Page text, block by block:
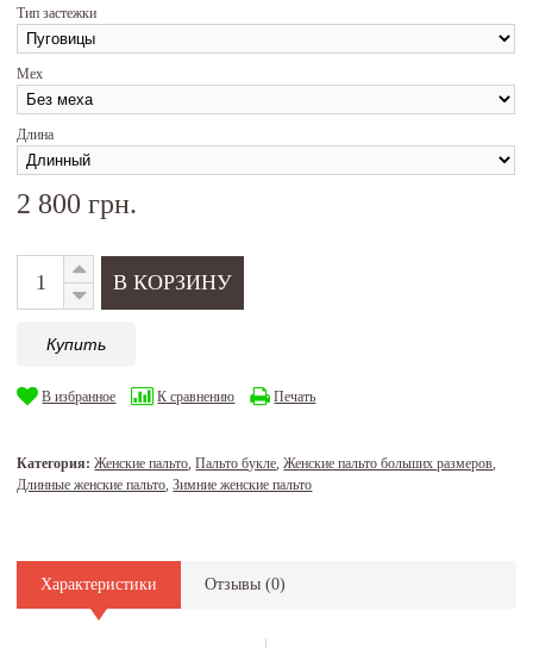
Тип застежки
Мех
Длина
2 800 грн.
Купить
В избранное К сравнению Печать
Категория:Женские пальто,Пальто букле,Женские пальто больших размеров,
Длинные женские пальто,Зимние женские пальто
Характеристики Отзывы (0)